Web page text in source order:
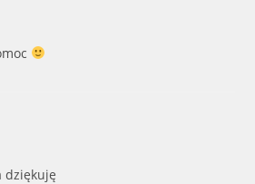
dziękuję